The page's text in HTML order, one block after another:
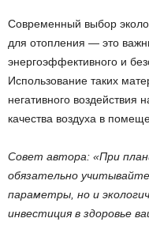
Современный выбор
для отопления — это
энергоэффективного и
Использование таких
негативного
качества воздуха в
Совет автора: «При
обязательно
параметры, но и
инвестиция в здоровье